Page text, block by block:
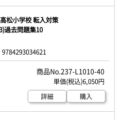
松小学校 転入対策
過去問題集10
237-L1010-40
6,050円
詳細
購入